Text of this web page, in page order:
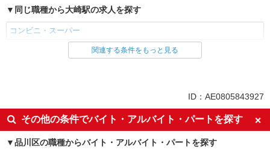
同じ職種から大崎駅の求人を探す
コンビニ・スーパー
同じ雇用形態から大崎駅の求人を探す
未経験歓迎
フリーター歓迎
ミドル（40代～）活躍中
エルダー（50代～）活躍中
関連する条件をもっと見る
ID：AE0805843927
その他の条件でバイト・アルバイト・パートを探す
品川区の職種からバイト・アルバイト・パートを探す